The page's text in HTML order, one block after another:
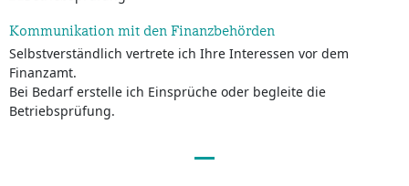
Kommunikation mit den Finanzbehörden
Selbstverständlich vertrete ich Ihre Interessen vor dem
Finanzamt.
Bei Bedarf erstelle ich Einsprüche oder begleite die
Betriebsprüfung.